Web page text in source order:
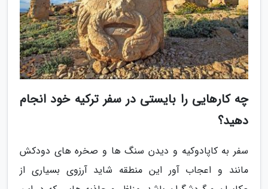
چه کارهایی را بایستی در سفر ترکیه خود انجام
دهید؟
سفر به کاپادوکیه و دیدن سنگ ها و صخره های دودکش
مانند و اعجاب آور این منطقه شاید آرزوی بسیاری از